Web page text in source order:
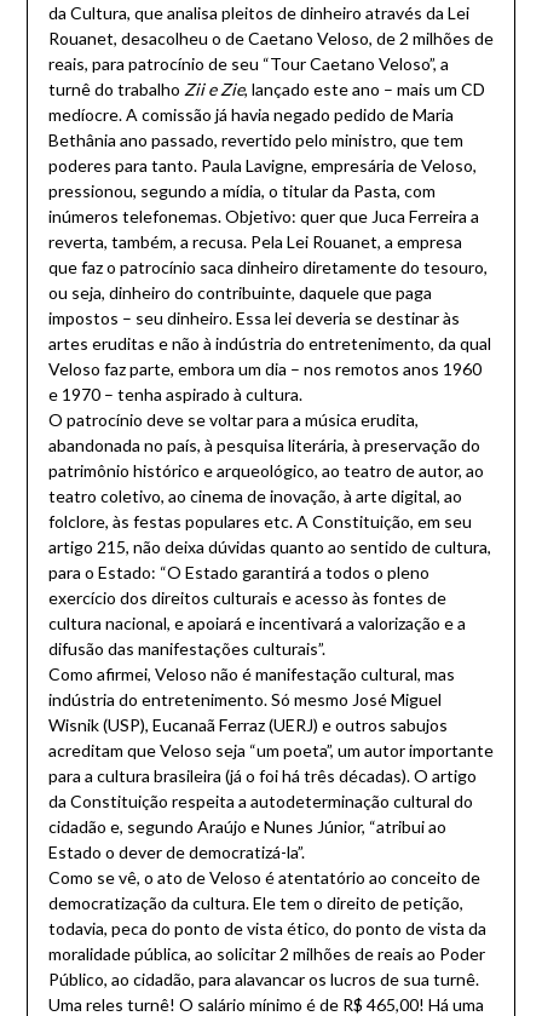
da Cultura, que analisa pleitos de dinheiro através da Lei
Rouanet, desacolheu o de Caetano Veloso, de 2 milhões de
reais, para patrocínio de seu “Tour Caetano Veloso”, a
turnê do trabalho Zii e Zie, lançado este ano – mais um CD
medíocre. A comissão já havia negado pedido de Maria
Bethânia ano passado, revertido pelo ministro, que tem
poderes para tanto. Paula Lavigne, empresária de Veloso,
pressionou, segundo a mídia, o titular da Pasta, com
inúmeros telefonemas. Objetivo: quer que Juca Ferreira a
reverta, também, a recusa. Pela Lei Rouanet, a empresa
que faz o patrocínio saca dinheiro diretamente do tesouro,
ou seja, dinheiro do contribuinte, daquele que paga
impostos – seu dinheiro. Essa lei deveria se destinar às
artes eruditas e não à indústria do entretenimento, da qual
Veloso faz parte, embora um dia – nos remotos anos 1960
e 1970 – tenha aspirado à cultura.
O patrocínio deve se voltar para a música erudita,
abandonada no país, à pesquisa literária, à preservação do
patrimônio histórico e arqueológico, ao teatro de autor, ao
teatro coletivo, ao cinema de inovação, à arte digital, ao
folclore, às festas populares etc. A Constituição, em seu
artigo 215, não deixa dúvidas quanto ao sentido de cultura,
para o Estado: “O Estado garantirá a todos o pleno
exercício dos direitos culturais e acesso às fontes de
cultura nacional, e apoiará e incentivará a valorização e a
difusão das manifestações culturais”.
Como afirmei, Veloso não é manifestação cultural, mas
indústria do entretenimento. Só mesmo José Miguel
Wisnik (USP), Eucanaã Ferraz (UERJ) e outros sabujos
acreditam que Veloso seja “um poeta”, um autor importante
para a cultura brasileira (já o foi há três décadas). O artigo
da Constituição respeita a autodeterminação cultural do
cidadão e, segundo Araújo e Nunes Júnior, “atribui ao
Estado o dever de democratizá-la”.
Como se vê, o ato de Veloso é atentatório ao conceito de
democratização da cultura. Ele tem o direito de petição,
todavia, peca do ponto de vista ético, do ponto de vista da
moralidade pública, ao solicitar 2 milhões de reais ao Poder
Público, ao cidadão, para alavancar os lucros de sua turnê.
Uma reles turnê! O salário mínimo é de R$ 465,00! Há uma